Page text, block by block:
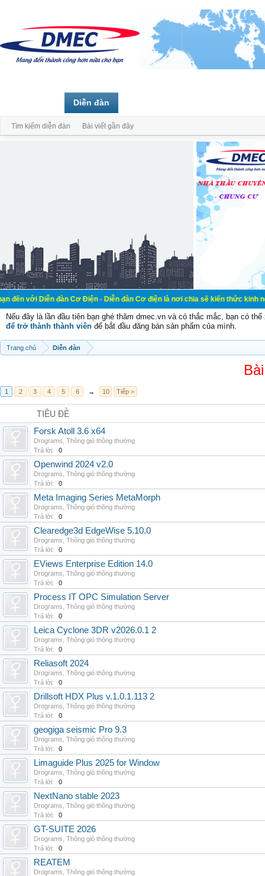
đàn Cơ Điện - Diễn đàn Cơ điện là nơi chia sẽ kiến thức kinh nghiệm
Nếu đây là lần đầu tiên bạn ghé thăm dmec.vn và có thắc mắc, bạn có
để trở thành thành viên để bắt đầu đăng bán sản phẩm của mình.
Trang chủ Diễn đàn
1 2 3 4 5 6 → 10 Tiếp >
TIÊU ĐỀ
Forsk Atoll 3.6 x64
Drograms Thông gió thông thường
Trả lời:
0
Openwind 2024 v2.0
Drograms Thông gió thông thường
Trả lời:
0
Meta Imaging Series MetaMorph
Drograms Thông gió thông thường
Trả lời:
0
Clearedge3d EdgeWise 5.10.0
Drograms Thông gió thông thường
Trả lời:
0
EViews Enterprise Edition 14.0
Drograms Thông gió thông thường
Trả lời:
0
Process IT OPC Simulation Server
Drograms Thông gió thông thường
Trả lời:
0
Leica Cyclone 3DR v2026.0.1 2
Drograms Thông gió thông thường
Trả lời:
0
Reliasoft 2024
Drograms Thông gió thông thường
Trả lời:
0
Drillsoft HDX Plus v.1.0.1.113 2
Drograms Thông gió thông thường
Trả lời:
0
geogiga seismic Pro 9.3
Drograms Thông gió thông thường
Trả lời:
0
Limaguide Plus 2025 for Window
Drograms Thông gió thông thường
Trả lời:
0
NextNano stable 2023
Drograms Thông gió thông thường
Trả lời:
0
GT-SUITE 2026
Drograms Thông gió thông thường
Trả lời:
0
REATEM
Drograms Thông gió thông thường
Diễn đàn
Tìm kiếm diễn đàn Bài viết gần đây